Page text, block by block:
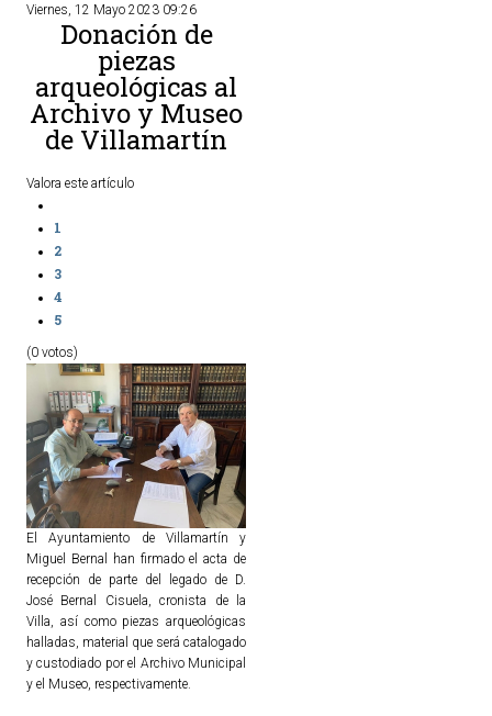
Viernes, 12 Mayo 2023 09:26
Donación de
piezas
arqueológicas al
Archivo y Museo
de Villamartín
Valora este artículo
1
2
3
4
5
(0 votos)
El Ayuntamiento de Villamartín y
Miguel Bernal han firmado el acta de
recepción de parte del legado de D.
José Bernal Cisuela, cronista de la
Villa, así como piezas arqueológicas
halladas, material que será catalogado
y custodiado por el Archivo Municipal
y el Museo, respectivamente.